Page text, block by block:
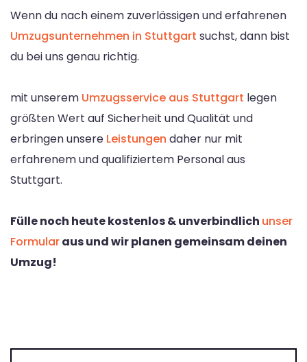
Wenn du nach einem zuverlässigen und erfahrenen
Umzugsunternehmen in Stuttgart suchst, dann bist
du bei uns genau richtig.
mit unserem Umzugsservice aus Stuttgart legen
größten Wert auf Sicherheit und Qualität und
erbringen unsere Leistungen daher nur mit
erfahrenem und qualifiziertem Personal aus
Stuttgart.
Fülle noch heute kostenlos & unverbindlich unser
Formularaus und wir planen gemeinsam deinen
Umzug!